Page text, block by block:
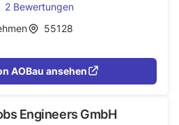
2 Bewertungen
55128
AOBau ansehen
Engineers GmbH